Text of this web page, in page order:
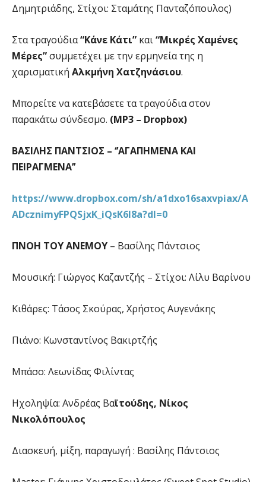
Δημητριάδης, Στίχοι: Σταμάτης Πανταζόπουλος)
Στα τραγούδια“Κάνε Κάτι” και“Μικρές Χαμένες
Μέρες”συμμετέχει με την ερμηνεία της η
χαρισματική Αλκμήνη Χατζηνάσιου.
Μπορείτε να κατεβάσετε τα τραγούδια στον
παρακάτω σύνδεσμο. (MP3 – Dropbox)
ΒΑΣΙΛΗΣ ΠΑΝΤΣΙΟΣ – ‘’ΑΓΑΠΗΜΕΝΑ ΚΑΙ
ΠΕΙΡΑΓΜΕΝΑ’’
https://www.dropbox.com/sh/a1dxo16saxvpiax/A
ADcznimyFPQSjxK_iQsK6I8a?dl=0
ΠΝΟΗ ΤΟΥ ΑΝΕΜΟΥ – Βασίλης Πάντσιος
Μουσική: Γιώργος Καζαντζής – Στίχοι: Λίλυ Βαρίνου
Κιθάρες: Τάσος Σκούρας, Χρήστος Αυγενάκης
Πιάνο: Κωνσταντίνος Βακιρτζής
Μπάσο: Λεωνίδας Φιλίντας
Ηχοληψία: Ανδρέας Βαϊτούδης, Νίκος
Νικολόπουλος
Διασκευή, μίξη, παραγωγή : Βασίλης Πάντσιος